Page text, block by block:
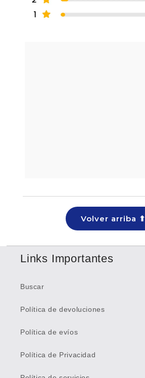
Volver arriba ⬆
Links Importantes
Buscar
Política de devoluciones
Política de evíos
Política de Privacidad